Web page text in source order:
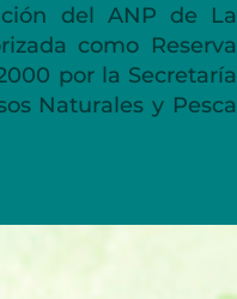
del ANP de La
como Reserva
por la Secretaría
Naturales y Pesca